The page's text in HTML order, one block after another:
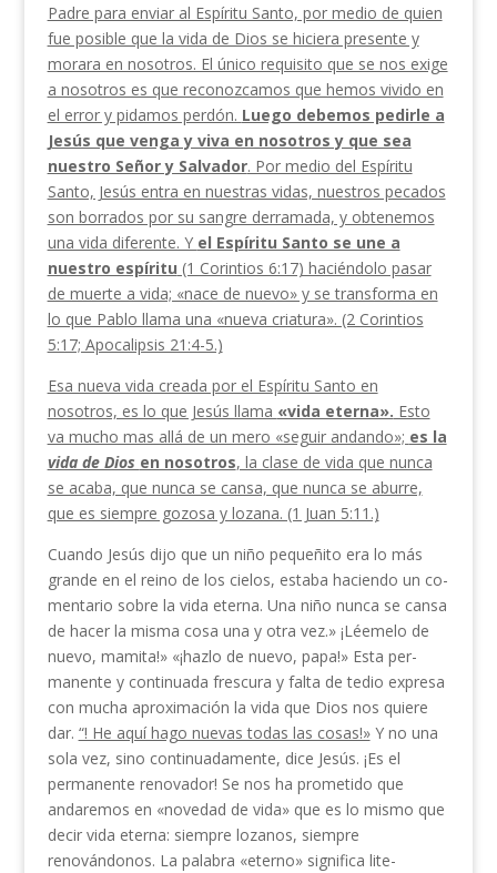
Padre para enviar al Espíritu Santo, por medio de quien
fue posible que la vida de Dios se hiciera presente y
morara en nosotros. El único requisito que se nos exige
a nosotros es que reconozcamos que he­mos vivido en
el error y pidamos perdón. Luego debemos pedirle a
Jesús que venga y viva en nosotros y que sea
nuestro Señor y Salvador. Por medio del Espíritu
Santo, Jesús entra en nuestras vidas, nues­tros pecados
son borrados por su sangre derramada, y obtenemos
una vida diferente. Y el Espíritu Santo se une a
nuestro espíritu (1 Corintios 6:17) haciéndolo pasar
de muerte a vida; «nace de nuevo» y se transforma en
lo que Pablo llama una «nueva cria­tura». (2 Corintios
5:17; Apocalipsis 21:4-5.)
Esa nueva vida creada por el Espíritu Santo en
nosotros, es lo que Jesús llama «vida eterna». Esto
va mucho mas allá de un mero «seguir andando»; es la
vida de Dios en nosotros, la clase de vida que nunca
se acaba, que nunca se cansa, que nunca se aburre,
que es siempre gozosa y lozana. (1 Juan 5:11.)
Cuando Jesús dijo que un niño pequeñito era lo más
grande en el reino de los cielos, estaba haciendo un co­
mentario sobre la vida eterna. Una niño nunca se cansa
de hacer la misma cosa una y otra vez.» ¡Léemelo de
nuevo, mamita!» «¡hazlo de nuevo, papa!» Esta per­
manente y continuada frescura y falta de tedio ex­presa
con mucha aproximación la vida que Dios nos quiere
dar. “! He aquí hago nuevas todas las co­sas!»Y no una
sola vez, sino continuadamente, dice Jesús. ¡Es el
permanente renovador! Se nos ha pro­metido que
andaremos en «novedad de vida» que es lo mismo que
decir vida eterna: siempre lozanos, siem­pre
renovándonos. La palabra «eterno» significa lite­